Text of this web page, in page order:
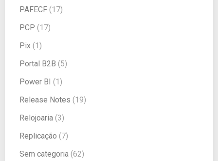
PAFECF (17)
PCP (17)
Pix (1)
Portal B2B (5)
Power BI (1)
Release Notes (19)
Relojoaria (3)
Replicação (7)
Sem categoria (62)